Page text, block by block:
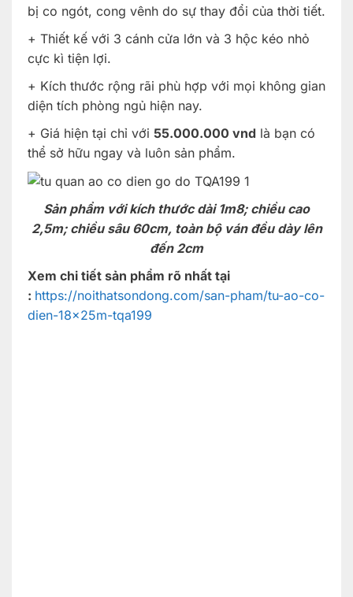
bị co ngót, cong vênh do sự thay đổi của thời tiết.
+ Thiết kế với 3 cánh cửa lớn và 3 hộc kéo nhỏ
cực kì tiện lợi.
+ Kích thước rộng rãi phù hợp với mọi không gian
diện tích phòng ngủ hiện nay.
+ Giá hiện tại chỉ với 55.000.000 vnd là bạn có
thể sở hữu ngay và luôn sản phẩm.
Sản phẩm với kích thước dài 1m8; chiều cao
2,5m; chiều sâu 60cm, toàn bộ ván đều dày lên
đến 2cm
Xem chi tiết sản phẩm rõ nhất tại
: https://noithatsondong.com/san-pham/tu-ao-co-
dien-18x25m-tqa199